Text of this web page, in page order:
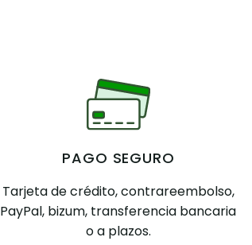
PAGO SEGURO
Tarjeta de crédito, contrareembolso,
PayPal, bizum, transferencia bancaria
o a plazos.